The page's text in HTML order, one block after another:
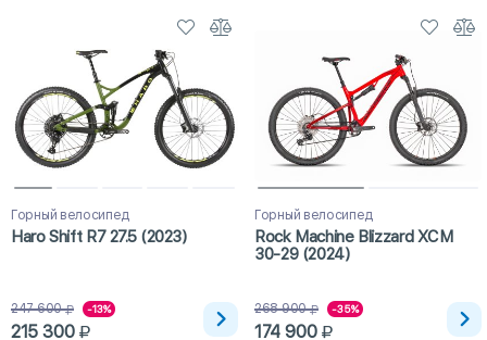
Горный велосипед
Haro Shift R7 27.5 (2023)
247 600 -13%
215 300
Горный велосипед
Rock Machine Blizzard XCM
30-29 (2024)
268 900 -35%
174 900